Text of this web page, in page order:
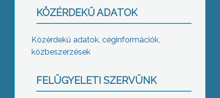
KÖZÉRDEKŰ ADATOK
Közérdekű adatok, céginformációk,
közbeszerzések
FELÜGYELETI SZERVÜNK